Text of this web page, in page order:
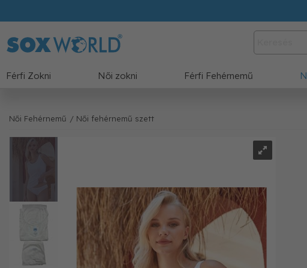
Férfi Zokni Női zokni Férfi Fehérnemű
Női Fehérnemű / Női fehérnemű szett